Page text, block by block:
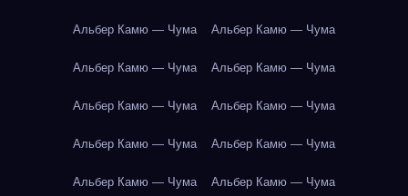
Альбер Камю — Чума Альбер Камю — Чума
Альбер Камю — Чума Альбер Камю — Чума
Альбер Камю — Чума Альбер Камю — Чума
Альбер Камю — Чума Альбер Камю — Чума
Альбер Камю — Чума Альбер Камю — Чума